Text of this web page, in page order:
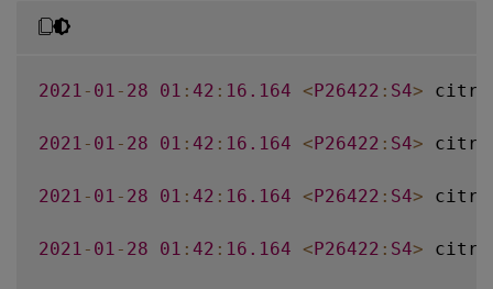
2021 - 01 - 28 01 : 42 : 16.164 <P26422 : S4>
2021 - 01 - 28 01 : 42 : 16.164 <P26422 : S4>
2021 - 01 - 28 01 : 42 : 16.164 <P26422 : S4>
2021 - 01 - 28 01 : 42 : 16.164 <P26422 : S4>